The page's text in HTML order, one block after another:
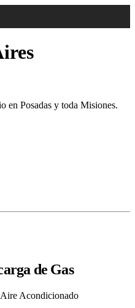
en Posadas y toda Misiones.
de Gas
Acondicionado